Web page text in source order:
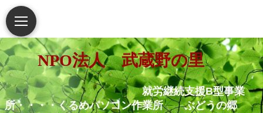
NPO法人 武蔵野の里
就労継続支援B型事業
所・・・・くるめパソコン作業所 ぶどうの郷